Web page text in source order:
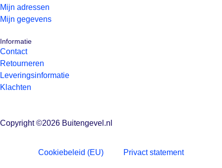
Mijn adressen
Mijn gegevens
Informatie
Contact
Retourneren
Leveringsinformatie
Klachten
Copyright ©2026 Buitengevel.nl
Cookiebeleid (EU) Privact statement